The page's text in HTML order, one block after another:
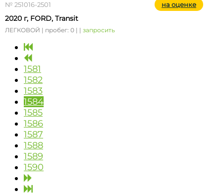
№ 251016-2501 на оценке
2020 г, FORD, Transit
ЛЕГКОВОЙ | пробег: 0 | | запросить
1581
1582
1583
1584
1585
1586
1587
1588
1589
1590